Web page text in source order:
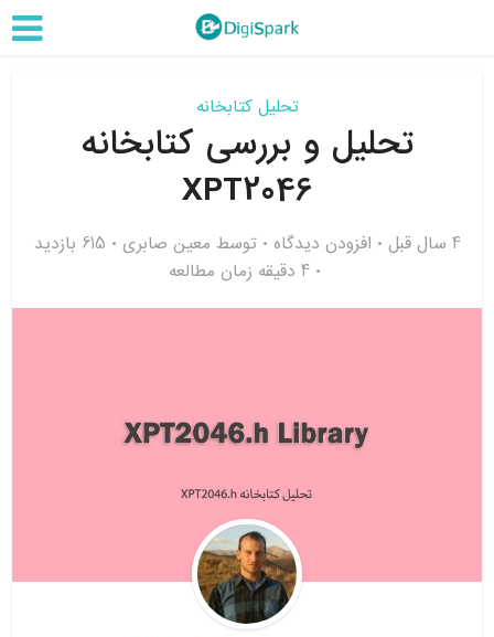
تحلیل کتابخانه
تحلیل و بررسی کتابخانه
XPT2046
4 سال قبل افزودن دیدگاه توسط معین صابری
615 بازدید
4 دقیقه زمان مطالعه